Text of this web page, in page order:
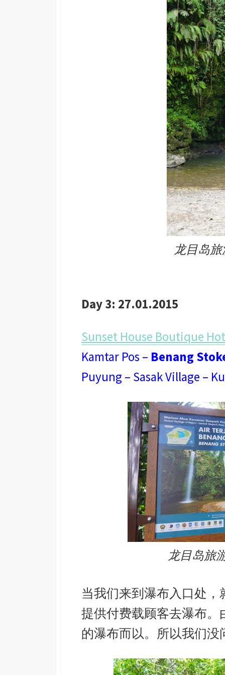
龙目岛
Day 3: 27.01.2015
Sunset House Boutique
Kamtar Pos – Benang
Puyung – Sasak Village –
龙目岛旅
当我们来到瀑布入口处
提供付费载顾客去瀑布
的瀑布而以。所以我们没